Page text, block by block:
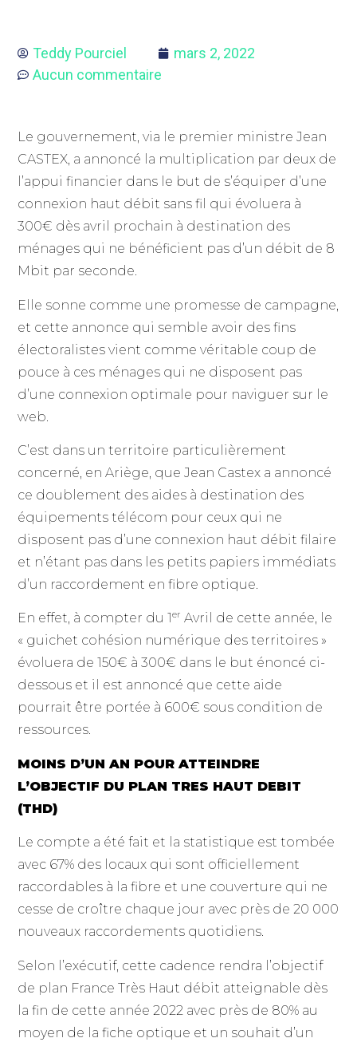
Teddy Pourciel
mars 2, 2022
Aucun commentaire
Le gouvernement, via le premier ministre Jean
CASTEX, a annoncé la multiplication par deux de
l’appui financier dans le but de s’équiper d’une
connexion haut débit sans fil qui évoluera à
300€ dès avril prochain à destination des
ménages qui ne bénéficient pas d’un débit de 8
Mbit par seconde.
Elle sonne comme une promesse de campagne,
et cette annonce qui semble avoir des fins
électoralistes vient comme véritable coup de
pouce à ces ménages qui ne disposent pas
d’une connexion optimale pour naviguer sur le
web.
C’est dans un territoire particulièrement
concerné, en Ariège, que Jean Castex a annoncé
ce doublement des aides à destination des
équipements télécom pour ceux qui ne
disposent pas d’une connexion haut débit filaire
et n’étant pas dans les petits papiers immédiats
d’un raccordement en fibre optique.
En effet, à compter du 1er Avril de cette année, le
« guichet cohésion numérique des territoires »
évoluera de 150€ à 300€ dans le but énoncé ci-
dessous et il est annoncé que cette aide
pourrait être portée à 600€ sous condition de
ressources.
MOINS D’UN AN POUR ATTEINDRE
L’OBJECTIF DU PLAN TRES HAUT DEBIT
(THD)
Le compte a été fait et la statistique est tombée
avec 67% des locaux qui sont officiellement
raccordables à la fibre et une couverture qui ne
cesse de croître chaque jour avec près de 20 000
nouveaux raccordements quotidiens.
Selon l’exécutif, cette cadence rendra l’objectif
de plan France Très Haut débit atteignable dès
la fin de cette année 2022 avec près de 80% au
moyen de la fiche optique et un souhait d’un